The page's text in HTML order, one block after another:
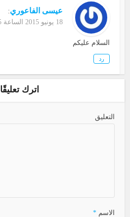
عيسى الفاعوري:
18 يونيو 2015 الساعة 5:15 م
السلام عليكم
رد
اترك تعليقًا
التعليق
الاسم*